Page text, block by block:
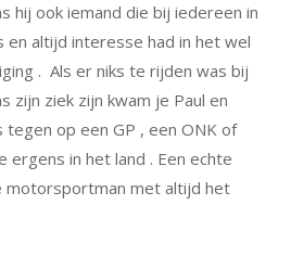
hij ook iemand die bij iedereen in
altijd interesse had in het wel
. Als er niks te rijden was bij
zijn ziek zijn kwam je Paul en
tegen op een GP , een ONK of
in het land . Een echte
motorsportman met altijd het